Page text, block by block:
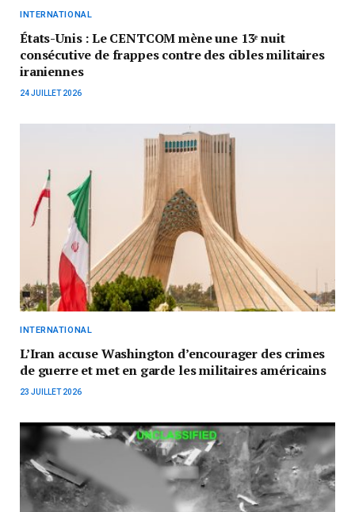
INTERNATIONAL
États-Unis : Le CENTCOM mène une 13ᵉ nuit
consécutive de frappes contre des cibles militaires
iraniennes
24 JUILLET 2026
INTERNATIONAL
L’Iran accuse Washington d’encourager des crimes
de guerre et met en garde les militaires américains
23 JUILLET 2026